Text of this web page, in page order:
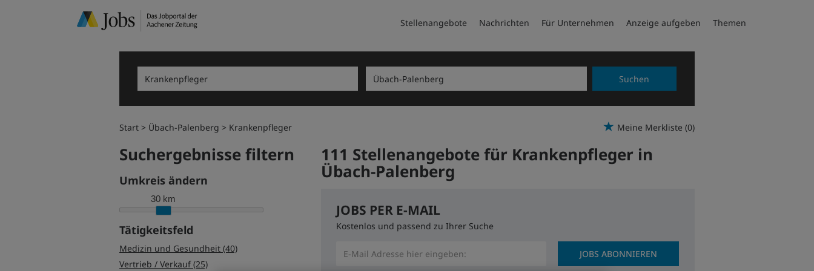
Stellenangebote Nachrichten Für Unternehmen Anzeige aufgeben Themen
Suchen
Start Übach-Palenberg Krankenpfleger Meine Merkliste (0)
Suchergebnisse filtern
Umkreis ändern
30 km
Tätigkeitsfeld
Medizin und Gesundheit (40)
Vertrieb / Verkauf (25)
111 Stellenangebote für Krankenpfleger in
Übach-Palenberg
JOBS PER E-MAIL
Kostenlos und passend zu Ihrer Suche
JOBS ABONNIEREN